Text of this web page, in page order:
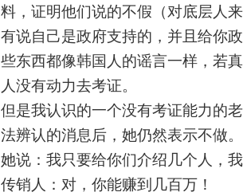
料，证明他们说的不假（对底层人
有说自己是政府支持的，并且给你
些东西都像韩国人的谣言一样，若
人没有动力去考证。
但是我认识的一个没有考证能力的
法辨认的消息后，她仍然表示不做。
她说：我只要给你们介绍几个人，
传销人：对，你能赚到几百万！